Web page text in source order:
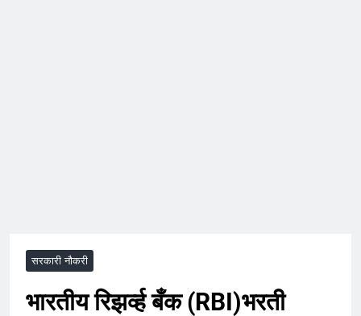
सरकारी नौकरी
भारतीय रिझर्व्ह बँक (RBI)भरती